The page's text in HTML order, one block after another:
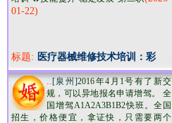
01-22)
标题: 医疗器械维修技术培训：彩
超、内窥镜、CT、DR影像类
设备维修技术
..[泉州]2016年4月1号有了新交
规，可以异地报名申请增驾。 全
国增驾A1A2A3B1B2快班。全国
招生，价格便宜，拿证快，只需要两个